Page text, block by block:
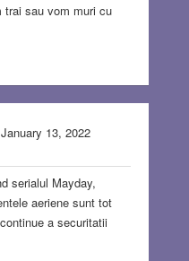
trai sau vom muri cu
13, 2022
serialul Mayday,
aeriene sunt tot
a securitatii